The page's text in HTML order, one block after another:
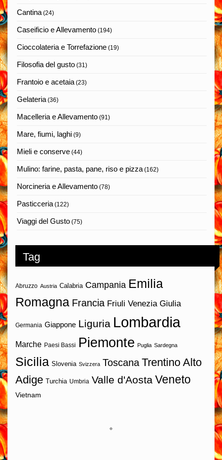
Cantina(24)
Caseificio e Allevamento (194)
Cioccolateria e Torrefazione (19)
Filosofia del gusto (31)
Frantoio e acetaia(23)
Gelateria(36)
Macelleria e Allevamento (91)
Mare, fiumi, laghi (9)
Mieli e conserve (44)
Mulino: farine, pasta, pane, riso e pizza(162)
Norcineria e Allevamento (78)
Pasticceria(122)
Viaggi del Gusto (75)
Tag
Abruzzo Austria Calabria Campania Emilia
Romagna Francia Friuli Venezia Giulia
Germania Giappone Liguria Lombardia
Marche Paesi Bassi Piemonte Puglia Sardegna
Sicilia Slovenia Svizzera Toscana Trentino Alto
Adige Turchia Umbria Valle d'Aosta Veneto
Vietnam